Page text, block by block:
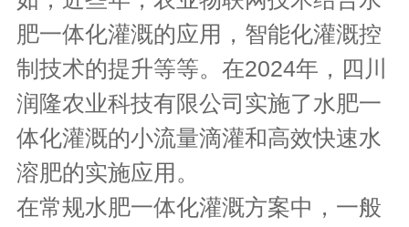
肥一体化灌溉的应用，智能化灌溉控
制技术的提升等等。在2024年，四川
润隆农业科技有限公司实施了水肥一
体化灌溉的小流量滴灌和高效快速水
溶肥的实施应用。
在常规水肥一体化灌溉方案中，一般